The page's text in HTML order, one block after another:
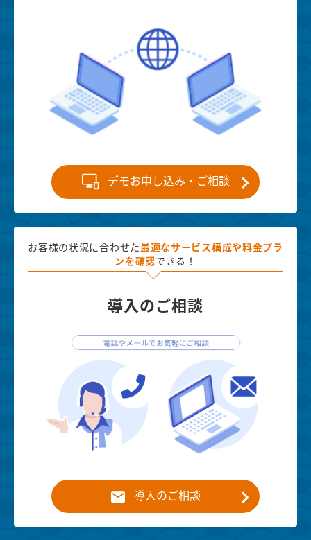
デモお申し込み・ご相談
お客様の状況に合わせた最適なサービス構成や料金プラ
ンを確認 できる！
導入のご相談
導入のご相談